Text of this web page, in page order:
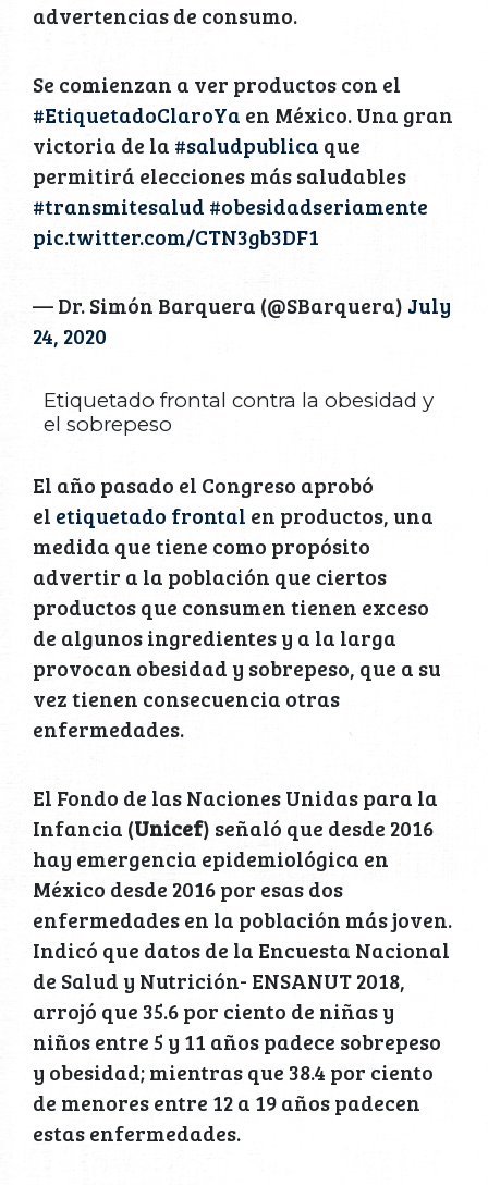
advertencias de consumo.
Se comienzan a ver productos con el
#EtiquetadoClaroYa en México. Una gran
victoria de la #saludpublica que
permitirá elecciones más saludables
#transmitesalud #obesidadseriamente
pic.twitter.com/CTN3gb3DF1
— Dr. Simón Barquera (@SBarquera) July
24, 2020
Etiquetado frontal contra la obesidad y
el sobrepeso
El año pasado el Congreso aprobó
el etiquetado frontal en productos, una
medida que tiene como propósito
advertir a la población que ciertos
productos que consumen tienen exceso
de algunos ingredientes y a la larga
provocan obesidad y sobrepeso, que a su
vez tienen consecuencia otras
enfermedades.
El Fondo de las Naciones Unidas para la
Infancia (Unicef) señaló que desde 2016
hay emergencia epidemiológica en
México desde 2016 por esas dos
enfermedades en la población más joven.
Indicó que datos de la Encuesta Nacional
de Salud y Nutrición- ENSANUT 2018,
arrojó que 35.6 por ciento de niñas y
niños entre 5 y 11 años padece sobrepeso
y obesidad; mientras que 38.4 por ciento
de menores entre 12 a 19 años padecen
estas enfermedades.